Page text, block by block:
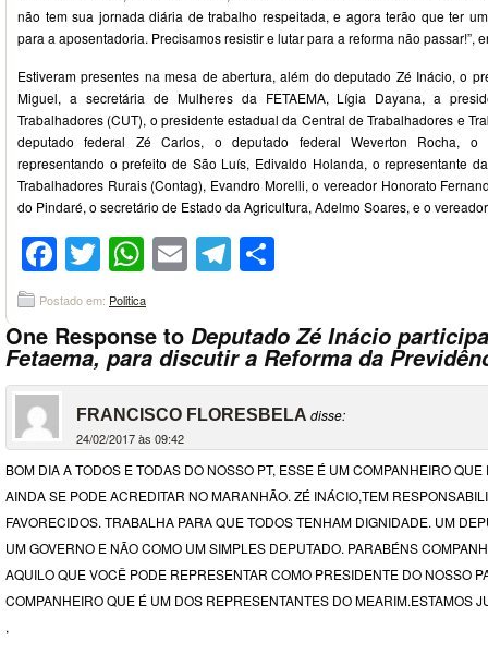
não tem sua jornada diária de trabalho respeitada, e agora terão que ter
para a aposentadoria. Precisamos resistir e lutar para a reforma não passar!”,
Estiveram presentes na mesa de abertura, além do deputado Zé Inácio, o
Miguel, a secretária de Mulheres da FETAEMA, Lígia Dayana, a
Trabalhadores (CUT), o presidente estadual da Central de Trabalhadores e
deputado federal Zé Carlos, o deputado federal Weverton Rocha, o
representando o prefeito de São Luís, Edivaldo Holanda, o representante
Trabalhadores Rurais (Contag), Evandro Morelli, o vereador Honorato
do Pindaré, o secretário de Estado da Agricultura, Adelmo Soares, e o
Facebook
Twitter
WhatsApp
EmailTelegram
Postado em: Politica
One Response to Deputado Zé Inácio
Fetaema, para discutir a Reforma da
FRANCISCO FLORESBELA disse:
24/02/2017 às 09:42
BOM DIA A TODOS E TODAS DO NOSSO PT, ESSE É UM COMPANHEIRO
AINDA SE PODE ACREDITAR NO MARANHÃO. ZÉ INÁCIO,TEM
FAVORECIDOS. TRABALHA PARA QUE TODOS TENHAM DIGNIDADE. UM
UM GOVERNO E NÃO COMO UM SIMPLES DEPUTADO. PARABÉNS
AQUILO QUE VOCÊ PODE REPRESENTAR COMO PRESIDENTE DO NOSSO
COMPANHEIRO QUE É UM DOS REPRESENTANTES DO MEARIM.ESTAMOS
,